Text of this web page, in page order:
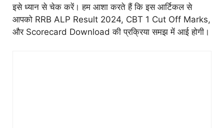
इसे ध्यान से चेक करें। हम आशा करते हैं कि इस आर्टिकल से
आपको RRB ALP Result 2024, CBT 1 Cut Off Marks,
और Scorecard Download की प्रक्रिया समझ में आई होगी।